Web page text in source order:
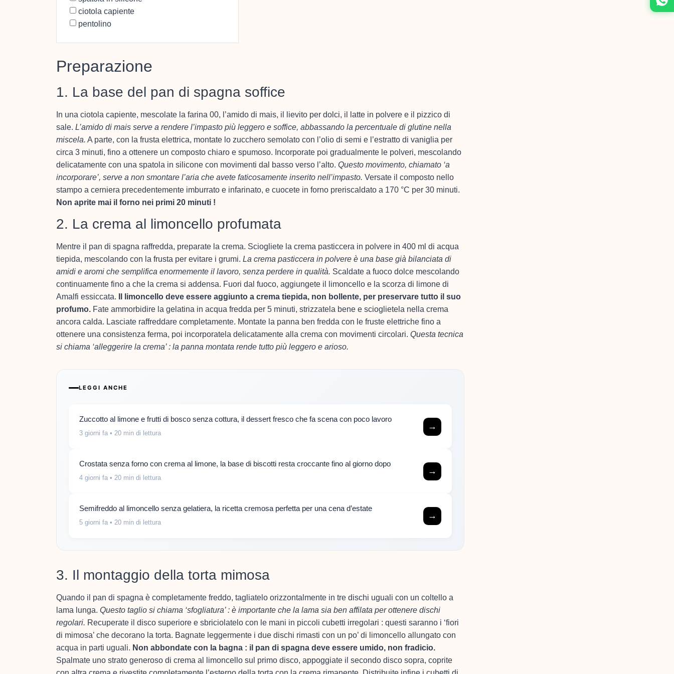
ciotola capiente
pentolino
Preparazione
1. La base del pan di spagna soffice
In una ciotola capiente, mescolate la farina 00, l’amido di mais, il lievito per dolci, il latte in polvere e il pizzico di
sale. L’amido di mais serve a rendere l’impasto più leggero e soffice, abbassando la percentuale di glutine nella
miscela. A parte, con la frusta elettrica, montate lo zucchero semolato con l’olio di semi e l’estratto di vaniglia per
circa 3 minuti, fino a ottenere un composto chiaro e spumoso. Incorporate poi gradualmente le polveri, mescolando
delicatamente con una spatola in silicone con movimenti dal basso verso l’alto. Questo movimento, chiamato ‘a
incorporare’, serve a non smontare l’aria che avete faticosamente inserito nell’impasto. Versate il composto nello
stampo a cerniera precedentemente imburrato e infarinato, e cuocete in forno preriscaldato a 170 °C per 30 minuti.
Non aprite mai il forno nei primi 20 minuti !
2. La crema al limoncello profumata
Mentre il pan di spagna raffredda, preparate la crema. Sciogliete la crema pasticcera in polvere in 400 ml di acqua
tiepida, mescolando con la frusta per evitare i grumi. La crema pasticcera in polvere è una base già bilanciata di
amidi e aromi che semplifica enormemente il lavoro, senza perdere in qualità. Scaldate a fuoco dolce mescolando
continuamente fino a che la crema si addensa. Fuori dal fuoco, aggiungete il limoncello e la scorza di limone di
Amalfi essiccata.
Il limoncello deve essere aggiunto a crema tiepida, non bollente, per preservare tutto il suo
profumo. Fate ammorbidire la gelatina in acqua fredda per 5 minuti, strizzatela bene e scioglietela nella crema
ancora calda. Lasciate raffreddare completamente. Montate la panna ben fredda con le fruste elettriche fino a
ottenere una consistenza ferma, poi incorporatela delicatamente alla crema con movimenti circolari. Questa tecnica
si chiama ‘alleggerire la crema’ : la panna montata rende tutto più leggero e arioso.
LEGGI ANCHE
Zuccotto al limone e frutti di bosco senza cottura, il dessert fresco che fa scena con poco lavoro
3 giorni fa • 20 min di lettura
→
Crostata senza forno con crema al limone, la base di biscotti resta croccante fino al giorno dopo
4 giorni fa • 20 min di lettura
→
Semifreddo al limoncello senza gelatiera, la ricetta cremosa perfetta per una cena d’estate
5 giorni fa • 20 min di lettura
→
3. Il montaggio della torta mimosa
Quando il pan di spagna è completamente freddo, tagliatelo orizzontalmente in tre dischi uguali con un coltello a
lama lunga. Questo taglio si chiama ‘sfogliatura’ : è importante che la lama sia ben affilata per ottenere dischi
regolari. Recuperate il disco superiore e sbriciolatelo con le mani in piccoli cubetti irregolari : questi saranno i ‘fiori
di mimosa’ che decorano la torta. Bagnate leggermente i due dischi rimasti con un po’ di limoncello allungato con
acqua in parti uguali. Non abbondate con la bagna : il pan di spagna deve essere umido, non fradicio.
Spalmate uno strato generoso di crema al limoncello sul primo disco, appoggiate il secondo disco sopra, coprite